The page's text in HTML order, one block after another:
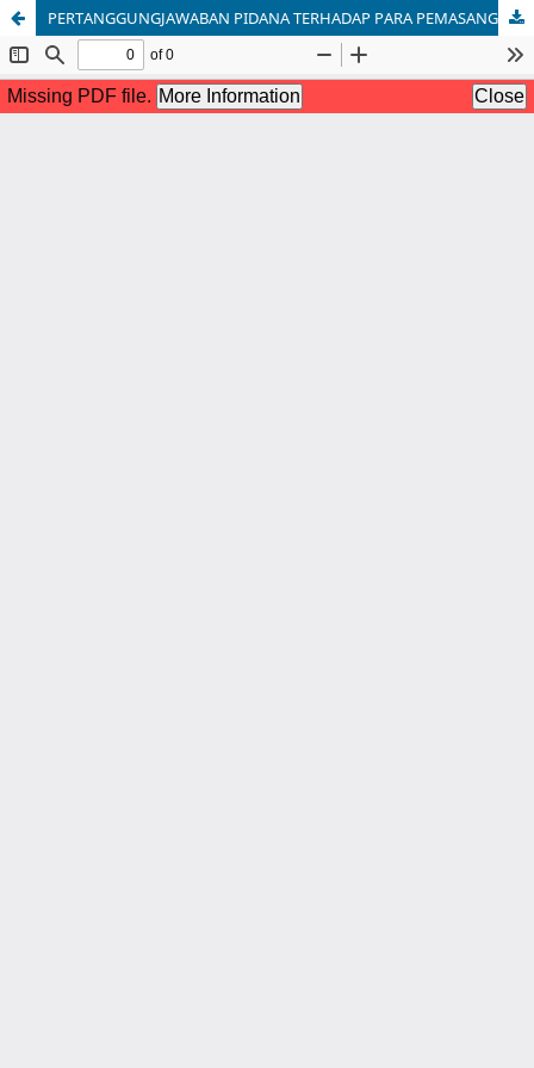
PERTANGGUNGJAWABAN PIDANA TERHADAP PARA PEMASANG IKLAN DAN PROMOSI BERMUATAN JUDI ONLINE MELALUI YOUTUBE